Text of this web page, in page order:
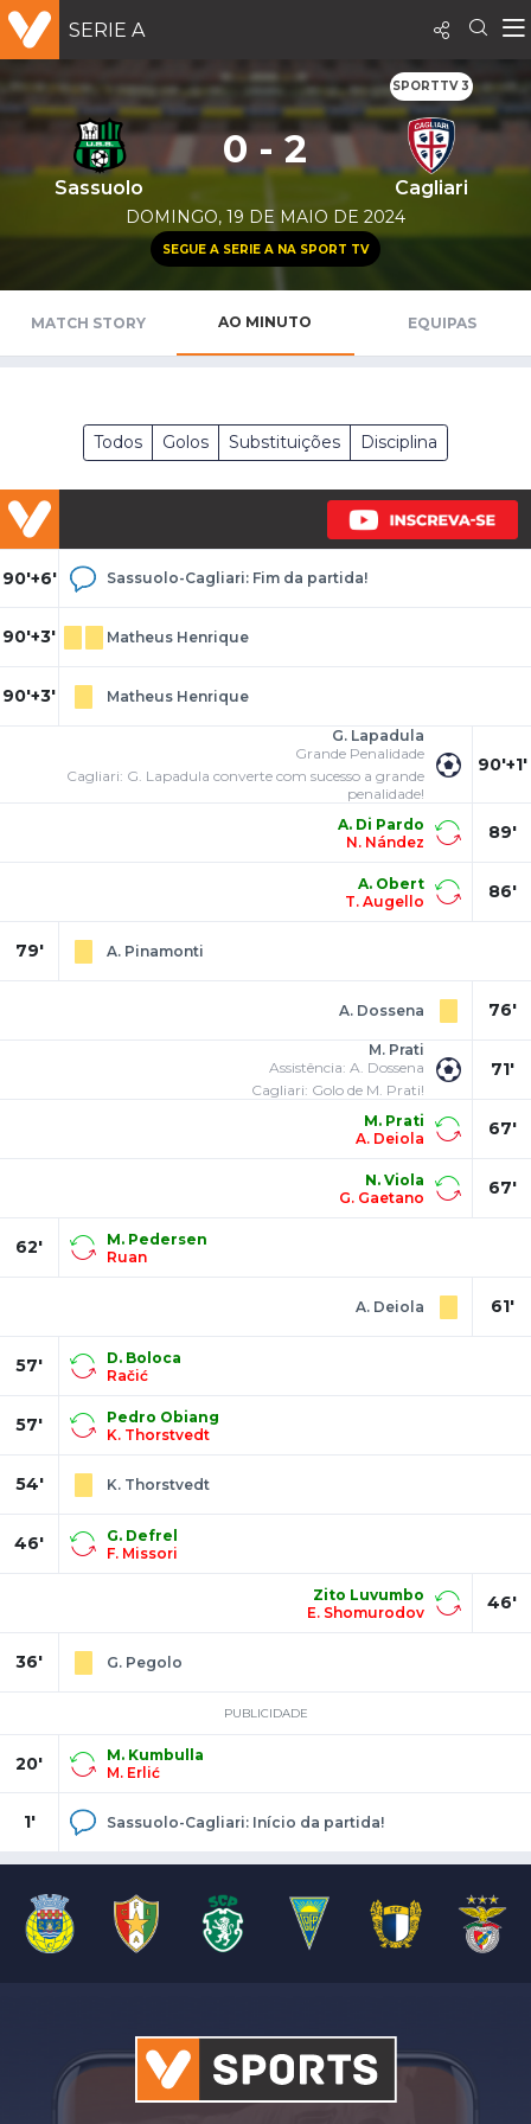
SERIE A
SPORTTV 3
Sassuolo
0 - 2
Cagliari
DOMINGO, 19 DE MAIO DE 2024
SEGUE A SERIE A NA SPORT TV
MATCH STORY AO MINUTO EQUIPAS
Todos Golos Substituições Disciplina
90'+6' Sassuolo-Cagliari: Fim da partida!
90'+3' Matheus Henrique
90'+3' Matheus Henrique
90'+1'
G. Lapadula
Grande Penalidade
Cagliari: G. Lapadula converte com sucesso a grande
penalidade!
89'
A. Di Pardo
N. Nández
86'
A. Obert
T. Augello
79' A. Pinamonti
76'
A. Dossena
71'
M. Prati
Assistência: A. Dossena
Cagliari: Golo de M. Prati!
67'
M. Prati
A. Deiola
67'
N. Viola
G. Gaetano
62'
M. Pedersen
Ruan
61'
A. Deiola
57'
D. Boloca
Račić
57'
Pedro Obiang
K. Thorstvedt
54' K. Thorstvedt
46'
G. Defrel
F. Missori
46'
Zito Luvumbo
E. Shomurodov
36' G. Pegolo
PUBLICIDADE
20'
M. Kumbulla
M. Erlić
1' Sassuolo-Cagliari: Início da partida!